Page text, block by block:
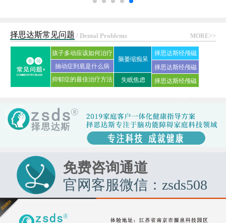
MORE>>
择思达斯常见问题 / Dental Problems
孩子多动应该如何治疗
抽动症到底是什么病
抑郁症的最佳治疗方法
脑萎缩痴呆
失眠焦虑
择思达斯经颅磁
刺激仪常见问答
择思达斯经颅磁
家用品牌
择思达斯经颅磁
免费咨询通道
官网客服微信：zsds508